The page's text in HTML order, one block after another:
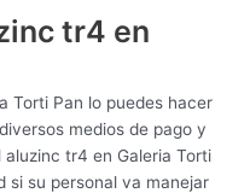
tr4 en
Torti Pan lo puedes hacer
medios de pago y
tr4 en Galeria Torti
si su personal va manejar